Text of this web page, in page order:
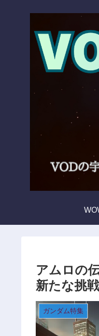
アムロの
新たな挑戦
ガンダム特集